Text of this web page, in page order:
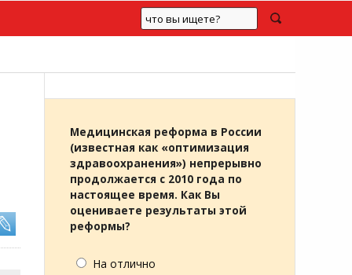
Медицинская реформа в России
(известная как «оптимизация
здравоохранения») непрерывно
продолжается с 2010 года по
настоящее время. Как Вы
оцениваете результаты этой
реформы?
На отлично